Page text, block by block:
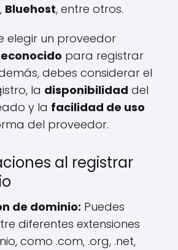
, Bluehost, entre otros.
elegir un proveedor
para registrar
debes considerar el
la disponibilidad del
y la facilidad de uso
del proveedor.
al registrar
de dominio: Puedes
diferentes extensiones
como .com, .org, .net,